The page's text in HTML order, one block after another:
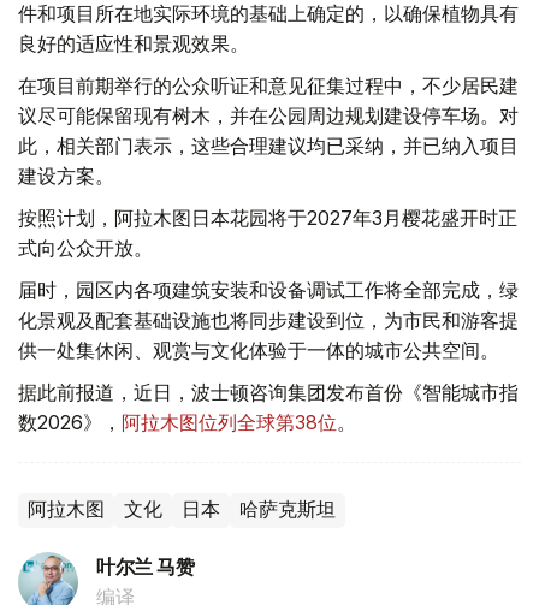
件和项目所在地实际环境的基础上确定的，以确保植物具有
良好的适应性和景观效果。
在项目前期举行的公众听证和意见征集过程中，不少居民建
议尽可能保留现有树木，并在公园周边规划建设停车场。对
此，相关部门表示，这些合理建议均已采纳，并已纳入项目
建设方案。
按照计划，阿拉木图日本花园将于2027年3月樱花盛开时正
式向公众开放。
届时，园区内各项建筑安装和设备调试工作将全部完成，绿
化景观及配套基础设施也将同步建设到位，为市民和游客提
供一处集休闲、观赏与文化体验于一体的城市公共空间。
据此前报道，近日，波士顿咨询集团发布首份《智能城市指
数2026》， 阿拉木图位列全球第38位。
阿拉木图 文化 日本 哈萨克斯坦
叶尔兰 马赞
编译